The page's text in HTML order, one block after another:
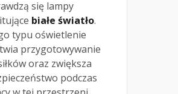
się lampy
białe światło.
typu oświetlenie
przygotowywanie
oraz zwiększa
podczas